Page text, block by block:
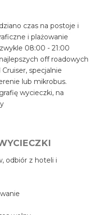
czas na postoje i
i plażowanie
08:00 - 21:00
off roadowych
specjalnie
lub mikrobus.
wycieczki, na
odbiór z hoteli i